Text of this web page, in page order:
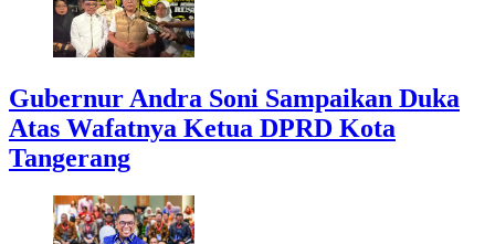
Gubernur Andra Soni Sampaikan Duka
Atas Wafatnya Ketua DPRD Kota
Tangerang